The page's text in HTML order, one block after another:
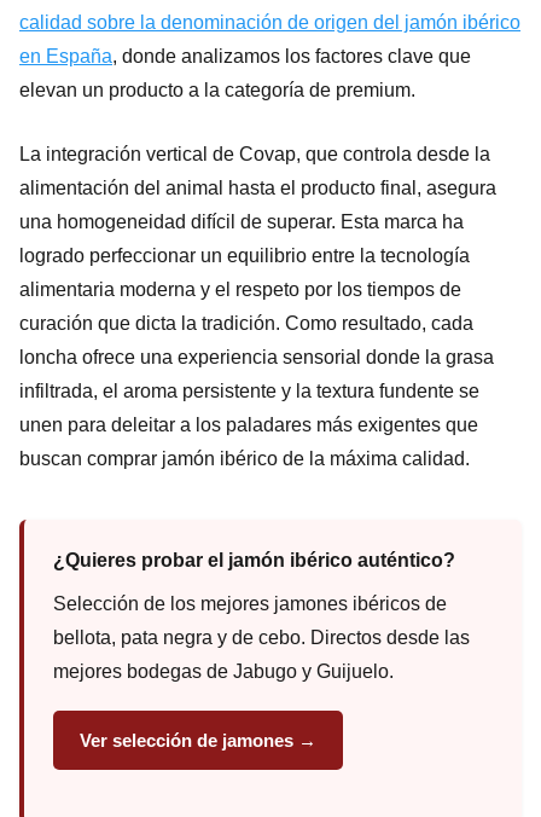
calidad sobre la denominación de origen del jamón ibérico
en España, donde analizamos los factores clave que
elevan un producto a la categoría de premium.
La integración vertical de Covap, que controla desde la
alimentación del animal hasta el producto final, asegura
una homogeneidad difícil de superar. Esta marca ha
logrado perfeccionar un equilibrio entre la tecnología
alimentaria moderna y el respeto por los tiempos de
curación que dicta la tradición. Como resultado, cada
loncha ofrece una experiencia sensorial donde la grasa
infiltrada, el aroma persistente y la textura fundente se
unen para deleitar a los paladares más exigentes que
buscan comprar jamón ibérico de la máxima calidad.
¿Quieres probar el jamón ibérico auténtico?
Selección de los mejores jamones ibéricos de
bellota, pata negra y de cebo. Directos desde las
mejores bodegas de Jabugo y Guijuelo.
Ver selección de jamones →